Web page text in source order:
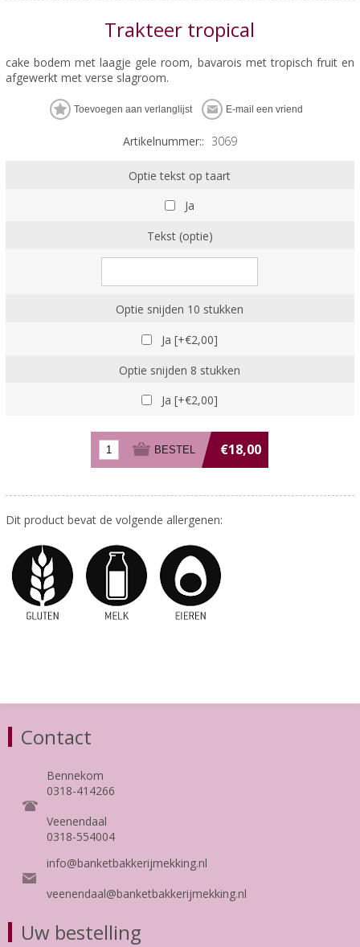
Trakteer tropical
cake bodem met laagje gele room, bavarois met tropisch fruit en
afgewerkt met verse slagroom.
Artikelnummer:: 3069
Optie tekst op taart
Ja
Tekst (optie)
Optie snijden 10 stukken
Ja [+€2,00]
Optie snijden 8 stukken
Ja [+€2,00]
€18,00
Dit product bevat de volgende allergenen:
Contact
Bennekom
0318-414266
Veenendaal
0318-554004
info@banketbakkerijmekking.nl
veenendaal@banketbakkerijmekking.nl
Uw bestelling